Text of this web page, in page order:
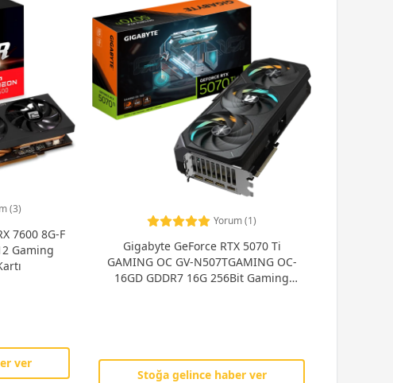
(3)
7600 8G-F
Gaming
ver
Yorum (1)
Gigabyte GeForce RTX 5070 Ti
GAMING OC GV-N507TGAMING OC-
16GD GDDR7 16G 256Bit Gaming
Stoğa gelince haber ver